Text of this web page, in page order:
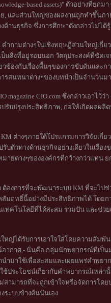
based assets)" ตัวอย่างที่ย
, และส่วนใหญ่ของผลงานถูกทำขึ้นภ
านธุรกิจ ซึ่งการศึกษาดังกล่าวไม่ได้
คำถามต่างๆในเชิงทฤษฎีส่วนใหญ่เกี่
นสิ่งที่อยู่รอบนอก วัตถุประสงค์ที่ชัดเ
ข้องกับเรื่องพื้นๆของการขับดันและก
รสนทนาต่างๆของบทนำเป็นจำนวนมา
magazine CIO.com ซึ่งกล่าวเอาไว้
รับปรุงประสิทธิภาพ, ก่อให้เกิดผลผลิ
ต่างๆภายใต้โปรแกรมการวิจัยเกี่ยว
รับตัวทางด้านธุรกิจอย่างเดียวในเรื่อ
ายต่างๆขององค์กรที่กว้างกว่าแทน
ต้องการที่จะพัฒนาระบบ KM ที่จะไป
ฤทธิ์นี้อย่างมีประสิทธิภาพได้ โดยก
ทคโนโลยีที่ได้สะสม ร่วมปัน และช่ว
หญ่ได้รับการเอาใจใส่โดยความสัมพั
อากาศ - นั่นคือ กลุ่มนักพยากรณ์ที่เป็
นำมาใช้เพื่อสะสมและเผยแพร่คำพ
ช้ประโยชน์เกี่ยวกับคำพยากรณ์เหล่
สามารถที่จะถูกเข้าใจหรือจัดการโด
ระบบข้างต้นนั่นเอง